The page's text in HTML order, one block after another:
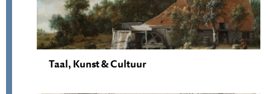
Taal, Kunst & Cultuur